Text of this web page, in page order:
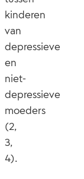
kinderen
van
depressieve
en
niet-
depressieve
moeders
(2,
3,
4).